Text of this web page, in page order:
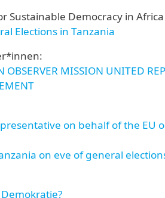
Democracy in Africa
Elections in Tanzania
MISSION UNITED
on behalf of the EU
on eve of general